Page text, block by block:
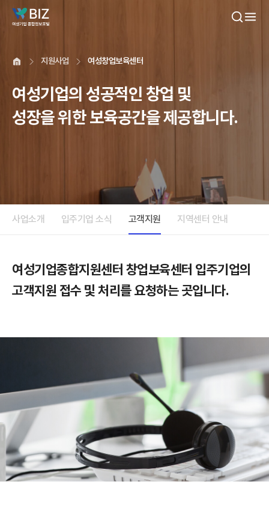
지원사업 여성창업보육센터
여성기업의 성공적인 창업 및
성장을 위한 보육공간을 제공합니다.
사업소개 입주기업 소식 고객지원 지역센터 안내
여성기업종합지원센터 창업보육센터 입주기업의
고객지원 접수 및 처리를 요청하는 곳입니다.